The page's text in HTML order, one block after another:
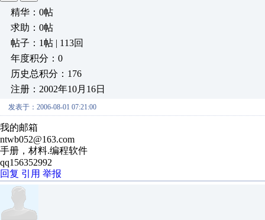
精华：0帖
求助：0帖
帖子：1帖 | 113回
年度积分：0
历史总积分：176
注册：2002年10月16日
发表于：2006-08-01 07:21:00
我的邮箱
ntwb052@163.com
手册，材料.编程软件
qq156352992
回复 引用 举报